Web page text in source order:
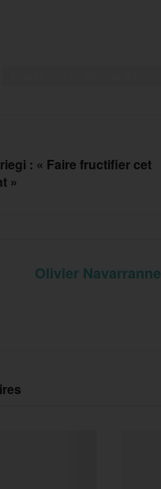
: « Faire fructifier cet
»
Olivier Navarranne